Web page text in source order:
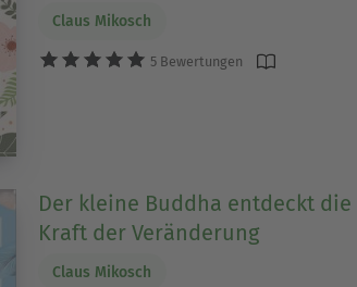
Claus Mikosch
5 Bewertungen
Der kleine Buddha entdeckt die
Kraft der Veränderung
Claus Mikosch